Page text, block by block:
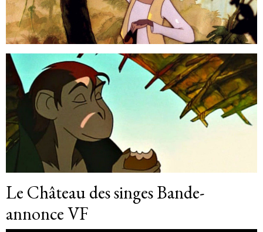
Le Château des singes Bande-
annonce VF